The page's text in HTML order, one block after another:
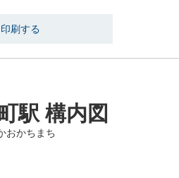
印刷する
駅 構内図
おかちまち